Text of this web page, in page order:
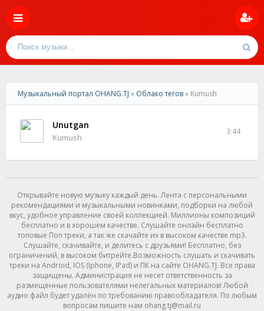
Музыкальный портал OHANG.TJ » Облако тегов» Kumush
Unutgan
Kumush
3:44
Открывайте новую музыку каждый день. Лента с персональными
рекомендациями и музыкальными новинками, подборки на любой
вкус, удобное управление своей коллекцией. Миллионы композиций
бесплатно и в хорошем качестве. Слушайте онлайн бесплатно
топовые Поп треки, а так же скачайте их в высоком качестве mp3.
Слушайте, скачивайте, и делитесь с друзьями! Бесплатно, без
ограничений, в высоком битрейте.Возможность слушать и скачивать
треки на Android, IOS (Iphone, IPad) и ПК на сайте OHANG.TJ. Все права
защищены. Администрация не несет ответственность за
размещенные пользователями нелегальных материалов! Любой
аудио файл будет удалён по требованию правообладателя. По любым
вопросам пишите нам ohang.tj@mail.ru